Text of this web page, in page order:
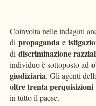
Coinvolta nelle indagini
di propaganda e
di discriminazione
individuo è sottoposto ad
giudiziaria. Gli agenti
oltre trenta perquisizioni
in tutto il paese.